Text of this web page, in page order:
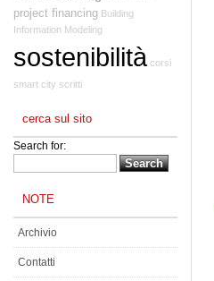
project financing Building
Information Modeling
sostenibilità corsi
smart city scritti
cerca sul sito
Search for:
NOTE
Archivio
Contatti